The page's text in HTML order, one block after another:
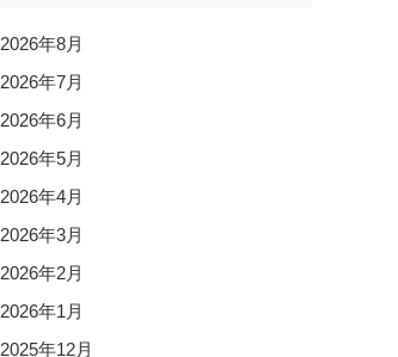
2026年8月
2026年7月
2026年6月
2026年5月
2026年4月
2026年3月
2026年2月
2026年1月
2025年12月